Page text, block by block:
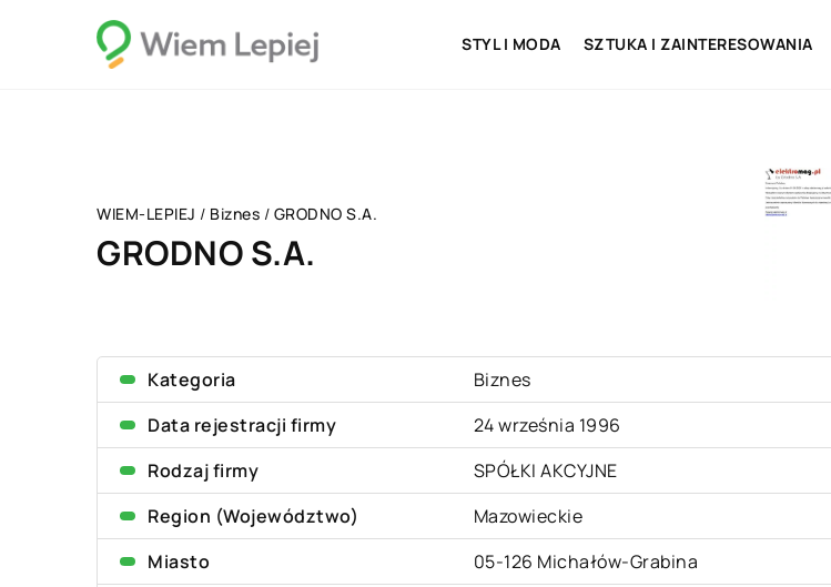
STYL I MODA SZTUKA I ZAINTERESOWANIA
WIEM-LEPIEJ / Biznes / GRODNO S.A.
GRODNO S.A.
Kategoria
Biznes
Data rejestracji firmy
24 września 1996
Rodzaj firmy
SPÓŁKI AKCYJNE
Region (Województwo)
Mazowieckie
Miasto
05-126 Michałów-Grabina